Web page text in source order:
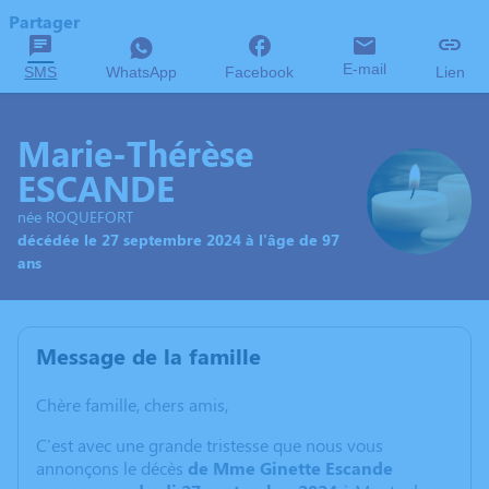
Partager
SMS WhatsApp Facebook E-mail Lien
Marie-Thérèse
ESCANDE
née ROQUEFORT
décédée le 27 septembre 2024 à l'âge de 97
ans
Message de la famille
Chère famille, chers amis,
C'est avec une grande tristesse que nous vous
annonçons le décès de Mme Ginette Escande